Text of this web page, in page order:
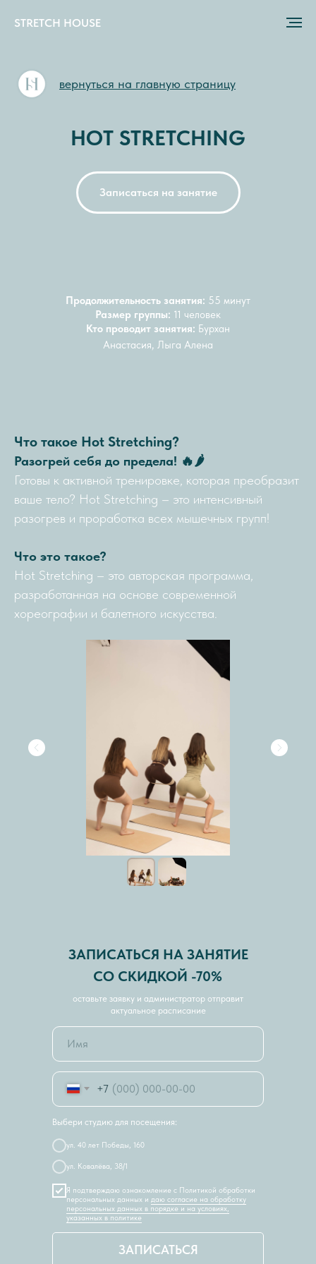
STRETCH HOUSE
вернуться на главную страницу
HOT STRETCHING
Записаться на занятие
Продолжительность занятия: 55 минут
Размер группы: 11 человек
Кто проводит занятия: Бурхан
Анастасия, Лыга Алена
Что такое Hot Stretching?
Разогрей себя до предела! 🔥🌶️
Готовы к активной тренировке, которая преобразит
ваше тело? Hot Stretching – это интенсивный
разогрев и проработка всех мышечных групп!
Что это такое?
Hot Stretching – это авторская программа,
разработанная на основе современной
хореографии и балетного искусства.
+7
Выбери студию для посещения:
ул. 40 лет Победы, 160
ул. Ковалёва, 38/1
Я подтверждаю ознакомление с Политикой обработки
персональных данных и даю согласие на обработку
персональных данных в порядке и на условиях,
указанных в политике
ЗАПИСАТЬСЯ
оставьте заявку и администратор отправит
актуальное расписание
ЗАПИСАТЬСЯ НА ЗАНЯТИЕ
СО СКИДКОЙ -70%